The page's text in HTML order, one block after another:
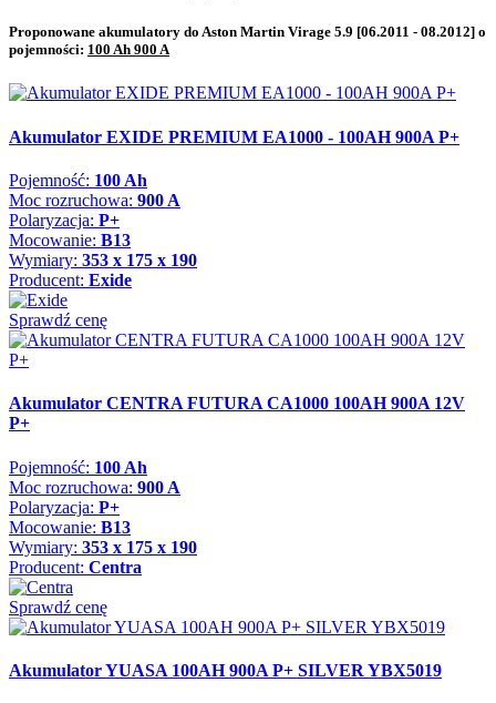
Proponowane akumulatory do Aston Martin Virage 5.9 [06.2011 - 08.2012] o
pojemności: 100 Ah 900 A
Akumulator EXIDE PREMIUM EA1000 - 100AH 900A P+
Pojemność: 100 Ah
Moc rozruchowa: 900 A
Polaryzacja: P+
Mocowanie: B13
Wymiary: 353 x 175 x 190
Producent: Exide
Sprawdź cenę
Akumulator CENTRA FUTURA CA1000 100AH 900A 12V
P+
Pojemność: 100 Ah
Moc rozruchowa: 900 A
Polaryzacja: P+
Mocowanie: B13
Wymiary: 353 x 175 x 190
Producent: Centra
Sprawdź cenę
Akumulator YUASA 100AH 900A P+ SILVER YBX5019